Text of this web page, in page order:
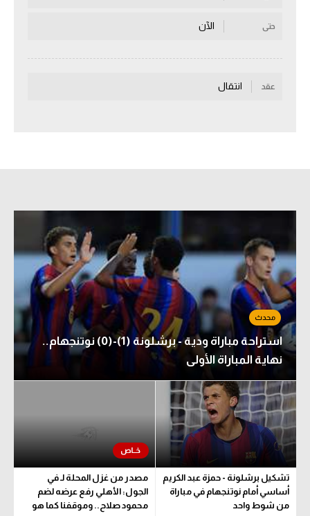
سعودي في الجول
أمم إفريقيا
كرة السلة الأمريكية
كرة سلة
كرة يد
كرة طائرة
الوطن العربي
في المونديال
رياضة نسائية
آسيا
أمريكا
حتى الآن
عقد انتقال
استراحة مباراة ودية - برشلونة (1)-(0) نوتنجهام..
نهاية المباراة الأولى
تشكيل برشلونة - حمزة عبد الكريم
أساسي أمام نوتنجهام في مباراة
من شوط واحد
مصدر من غزل المحلة لـ في
الجول: الأهلي رفع عرضه لضم
محمود صلاح.. وموقفنا كما هو